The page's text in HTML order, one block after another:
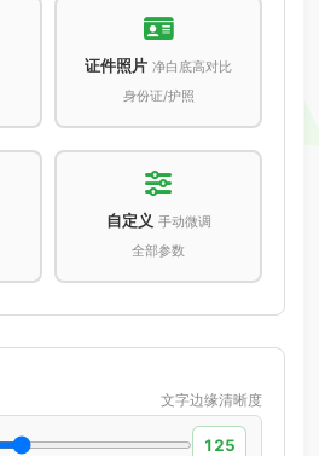
证件照片 净白底高对比
身份证/护照
自定义 手动微调
全部参数
文字边缘清晰度
125